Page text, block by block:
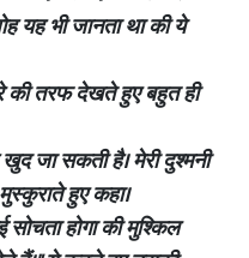
यह भी जानता था की ये
की तरफ देखते हुए बहुत ही
जा सकती है। मेरी दुश्मनी
हुए कहा।
होगा की मुश्किल